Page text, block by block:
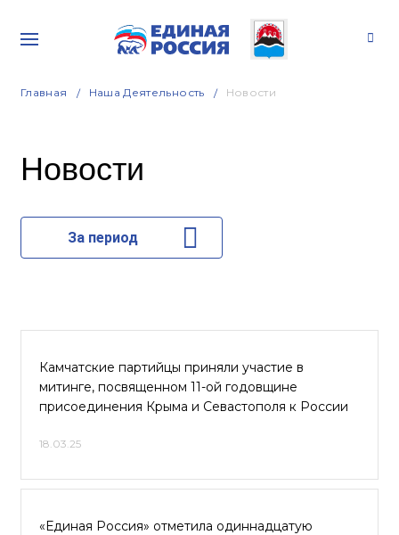
Главная Наша Деятельность Новости
Новости
За период
Камчатские партийцы приняли участие в
митинге, посвященном 11-ой годовщине
присоединения Крыма и Севастополя к России
18.03.25
«Единая Россия» отметила одиннадцатую